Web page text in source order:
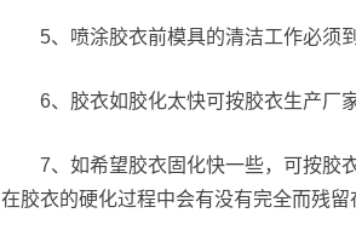
5、喷涂胶衣前模具的清洁工作必须
6、胶衣如胶化太快可按胶衣生产厂
7、如希望胶衣固化快一些，可按胶
在胶衣的硬化过程中会有没有完全而残留